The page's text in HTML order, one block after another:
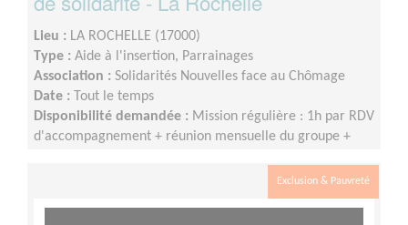
Lieu : LA ROCHELLE (17000)
Type : Aide à l'insertion, Parrainages
Association : Solidarités Nouvelles face au Chômage
Date :
Tout le temps
Disponibilité demandée : Mission régulière : 1h par RDV
d'accompagnement + réunion mensuelle du groupe +
Exclusion & Pauvreté